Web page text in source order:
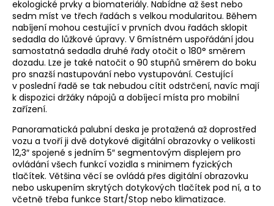
ekologické prvky a biomateriály. Nabídne až šest nebo
sedm míst ve třech řadách s velkou modularitou. Během
nabíjení mohou cestující v prvních dvou řadách sklopit
sedadla do lůžkové úpravy. V 6místném uspořádání jdou
samostatná sedadla druhé řady otočit o 180° směrem
dozadu. Lze je také natočit o 90 stupňů směrem do boku
pro snazší nastupování nebo vystupování. Cestující
v poslední řadě se tak nebudou cítit odstrčení, navíc mají
k dispozici držáky nápojů a dobíjecí místa pro mobilní
zařízení.
Panoramatická palubní deska je protažená až doprostřed
vozu a tvoří ji dvě dotykové digitální obrazovky o velikosti
12,3″ spojené s jedním 5″ segmentovým displejem pro
ovládání všech funkcí vozidla s minimem fyzických
tlačítek. Většina věcí se ovládá přes digitální obrazovku
nebo uskupením skrytých dotykových tlačítek pod ní, a to
včetně třeba funkce Start/Stop nebo klimatizace.